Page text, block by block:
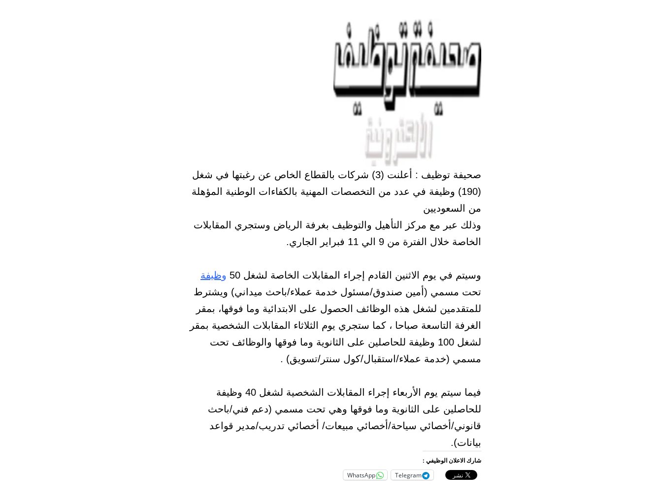
صحيفة توظيف : أعلنت (3) شركات بالقطاع الخاص عن رغبتها في شغل
(190) وظيفة في عدد من التخصصات المهنية بالكفاءات الوطنية المؤهلة
من السعوديين
وذلك عبر مع مركز التأهيل والتوظيف بغرفة الرياض وستجري المقابلات
الخاصة خلال الفترة من 9 الي 11 فبراير الجاري.
وسيتم في يوم الاثنين القادم إجراء المقابلات الخاصة لشغل 50
وظيفة
تحت مسمي (أمين صندوق/مسئول خدمة عملاء/باحث ميداني) ويشترط
للمتقدمين لشغل هذه الوظائف الحصول على الابتدائية وما فوقها، بمقر
الغرفة التاسعة صباحا ، كما ستجري يوم الثلاثاء المقابلات الشخصية بمقر
لشغل 100 وظيفة للحاصلين على الثانوية وما فوقها والوظائف تحت
مسمي (خدمة عملاء/استقبال/كول سنتر/تسويق) .
فيما سيتم يوم الأربعاء إجراء المقابلات الشخصية لشغل 40 وظيفة
للحاصلين على الثانوية وما فوقها وهي تحت مسمي (دعم فني/باحث
قانوني/أخصائي سياحة/أخصائي مبيعات/ أخصائي تدريب/مدير قواعد
بيانات).
شارك الاعلان الوظيفي :
Telegram
WhatsApp